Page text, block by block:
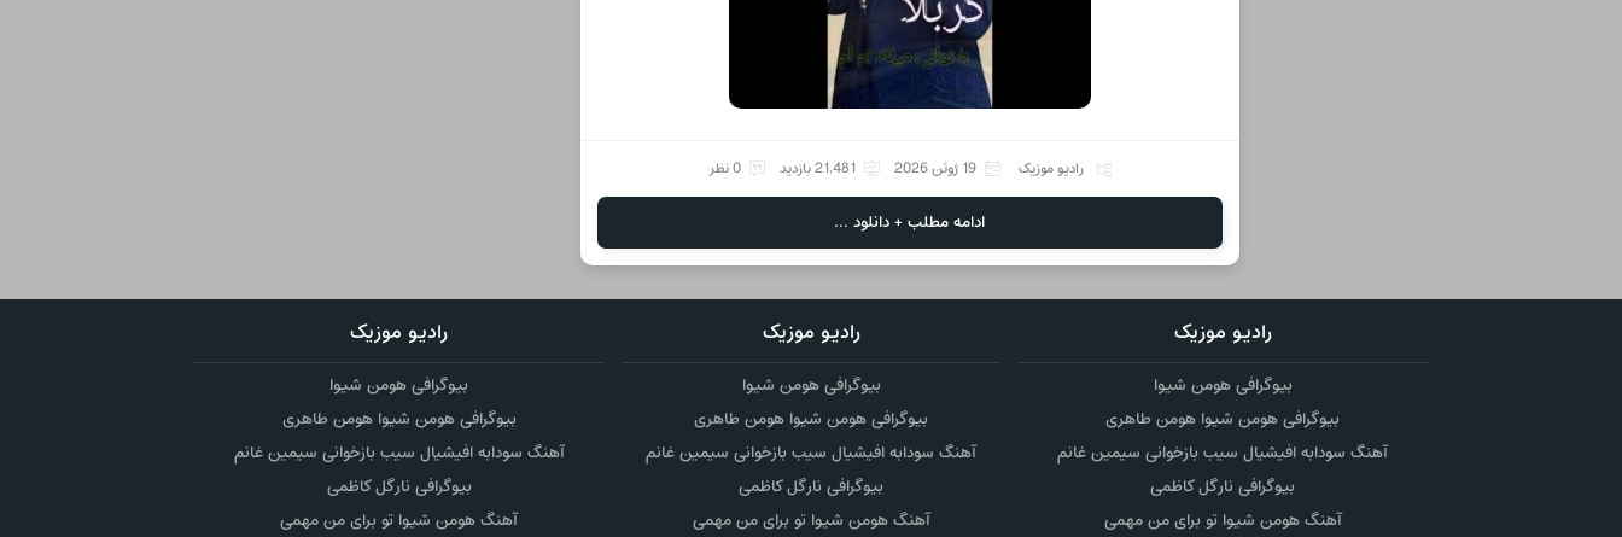
رادیو موزیک 19 ژوئن 2026 21,481 بازدید 0 نظر
ادامه مطلب + دانلود ...
رادیو موزیک
بیوگرافی هومن شیوا
بیوگرافی هومن شیوا هومن طاهری
آهنگ سودابه افیشیال سیب بازخوانی سیمین غانم
بیوگرافی نارگل کاظمی
آهنگ هومن شیوا تو برای من مهمی
رادیو موزیک
بیوگرافی هومن شیوا
بیوگرافی هومن شیوا هومن طاهری
آهنگ سودابه افیشیال سیب بازخوانی سیمین غانم
بیوگرافی نارگل کاظمی
آهنگ هومن شیوا تو برای من مهمی
رادیو موزیک
بیوگرافی هومن شیوا
بیوگرافی هومن شیوا هومن طاهری
آهنگ سودابه افیشیال سیب بازخوانی سیمین غانم
بیوگرافی نارگل کاظمی
آهنگ هومن شیوا تو برای من مهمی